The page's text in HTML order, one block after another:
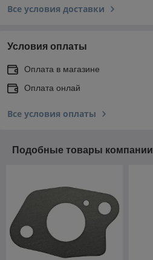
Все условия доставки
Условия оплаты
Оплата в магазине
Оплата онлай
Все условия оплаты
Подобные товары компании